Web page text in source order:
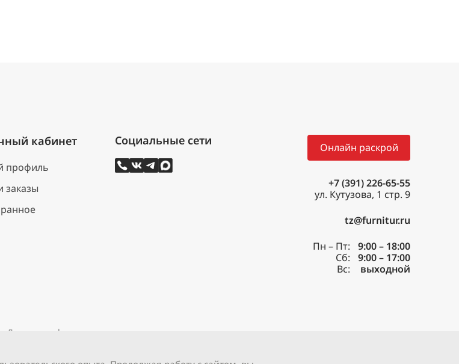
кабинет
профиль
заказы
Онлайн раскрой
+7 (391) 226-65-55
ул. Кутузова, 1 стр. 9
tz@furnitur.ru
Пн – Пт:
9:00 – 18:00
Сб:
9:00 – 17:00
Вс:
выходной
Договор оферты